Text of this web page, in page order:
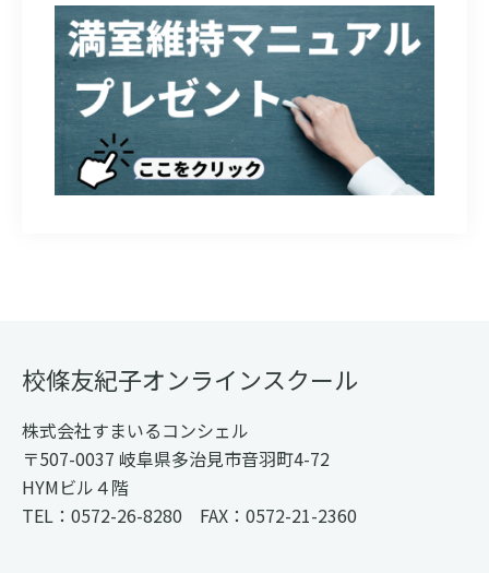
Footer
校條友紀子オンラインスクール
株式会社すまいるコンシェル
〒507-0037 岐阜県多治見市音羽町4-72
HYMビル４階
TEL：0572-26-8280 FAX：0572-21-2360